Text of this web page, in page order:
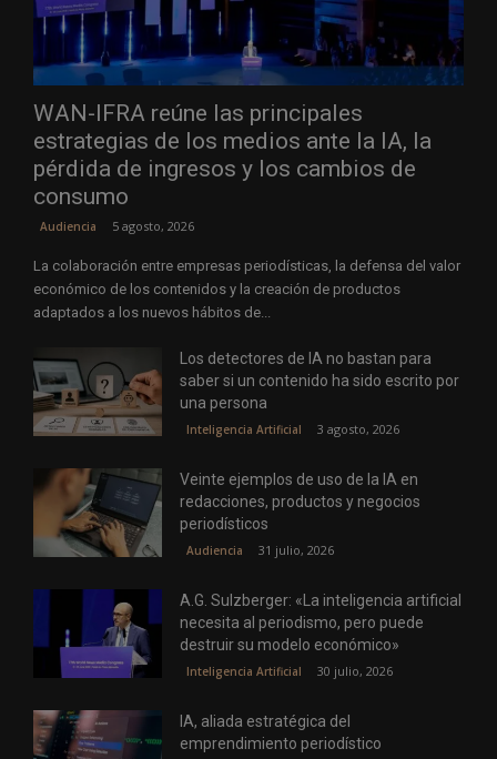
WAN-IFRA reúne las principales
estrategias de los medios ante la IA, la
pérdida de ingresos y los cambios de
consumo
Audiencia 5 agosto, 2026
La colaboración entre empresas periodísticas, la defensa del valor
económico de los contenidos y la creación de productos
adaptados a los nuevos hábitos de...
Los detectores de IA no bastan para
saber si un contenido ha sido escrito por
una persona
Inteligencia Artificial 3 agosto, 2026
Veinte ejemplos de uso de la IA en
redacciones, productos y negocios
periodísticos
Audiencia 31 julio, 2026
A.G. Sulzberger: «La inteligencia artificial
necesita al periodismo, pero puede
destruir su modelo económico»
Inteligencia Artificial 30 julio, 2026
IA, aliada estratégica del
emprendimiento periodístico